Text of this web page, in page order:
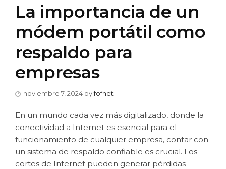
La importancia de un
módem portátil como
respaldo para
empresas
noviembre 7, 2024 byfofnet
En un mundo cada vez más digitalizado, donde la
conectividad a Internet es esencial para el
funcionamiento de cualquier empresa, contar con
un sistema de respaldo confiable es crucial. Los
cortes de Internet pueden generar pérdidas